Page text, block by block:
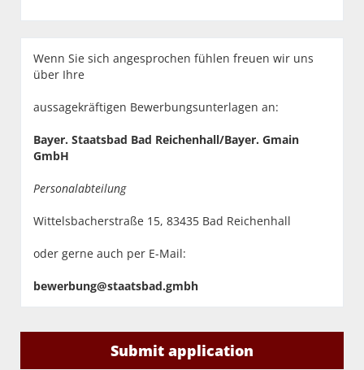
Wenn Sie sich angesprochen fühlen freuen wir uns
über Ihre
aussagekräftigen Bewerbungsunterlagen an:
Bayer. Staatsbad Bad Reichenhall/Bayer. Gmain
GmbH
Personalabteilung
Wittelsbacherstraße 15, 83435 Bad Reichenhall
oder gerne auch per E-Mail:
bewerbung@staatsbad.gmbh
Submit application